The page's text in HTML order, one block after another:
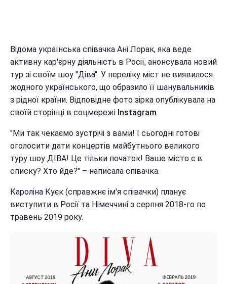
Відома українська співачка Ані Лорак, яка веде
активну кар'єрну діяльність в Росії, анонсувала новий
тур зі своїм шоу "Діва". У переліку міст не виявилося
жодного українського, що образило її шанувальників
з рідної країни. Відповідне фото зірка опублікувала на
своїй сторінці в соцмережі Instagram.
"Ми так чекаємо зустрічі з вами! І сьогодні готові
оголосити дати концертів майбутнього великого
туру шоу ДІВА! Це тільки початок! Ваше місто є в
списку? Хто йде?" – написала співачка.
Кароліна Куєк (справжнє ім'я співачки) планує
виступити в Росії та Німеччині з серпня 2018-го по
травень 2019 року.